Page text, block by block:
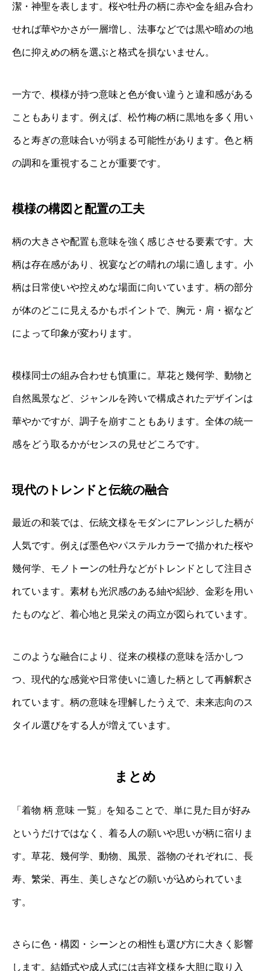
潔・神聖を表します。桜や牡丹の柄に赤や金を組み合わ
せれば華やかさが一層増し、法事などでは黒や暗めの地
色に抑えめの柄を選ぶと格式を損ないません。
一方で、模様が持つ意味と色が食い違うと違和感がある
こともあります。例えば、松竹梅の柄に黒地を多く用い
ると寿ぎの意味合いが弱まる可能性があります。色と柄
の調和を重視することが重要です。
模様の構図と配置の工夫
柄の大きさや配置も意味を強く感じさせる要素です。大
柄は存在感があり、祝宴などの晴れの場に適します。小
柄は日常使いや控えめな場面に向いています。柄の部分
が体のどこに見えるかもポイントで、胸元・肩・裾など
によって印象が変わります。
模様同士の組み合わせも慎重に。草花と幾何学、動物と
自然風景など、ジャンルを跨いで構成されたデザインは
華やかですが、調子を崩すこともあります。全体の統一
感をどう取るかがセンスの見せどころです。
現代のトレンドと伝統の融合
最近の和装では、伝統文様をモダンにアレンジした柄が
人気です。例えば墨色やパステルカラーで描かれた桜や
幾何学、モノトーンの牡丹などがトレンドとして注目さ
れています。素材も光沢感のある紬や絽紗、金彩を用い
たものなど、着心地と見栄えの両立が図られています。
このような融合により、従来の模様の意味を活かしつ
つ、現代的な感覚や日常使いに適した柄として再解釈さ
れています。柄の意味を理解したうえで、未来志向のス
タイル選びをする人が増えています。
まとめ
「着物 柄 意味 一覧」を知ることで、単に見た目が好み
というだけではなく、着る人の願いや思いが柄に宿りま
す。草花、幾何学、動物、風景、器物のそれぞれに、長
寿、繁栄、再生、美しさなどの願いが込められていま
す。
さらに色・構図・シーンとの相性も選び方に大きく影響
します。結婚式や成人式には吉祥文様を大胆に取り入